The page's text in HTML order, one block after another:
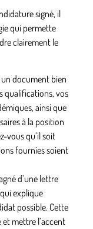
signé, il
qui permette
clairement le
document bien
qualifications, vos
ainsi que
à la position
vous qu’il soit
fournies soient
d’une lettre
explique
possible. Cette
mettre l’accent